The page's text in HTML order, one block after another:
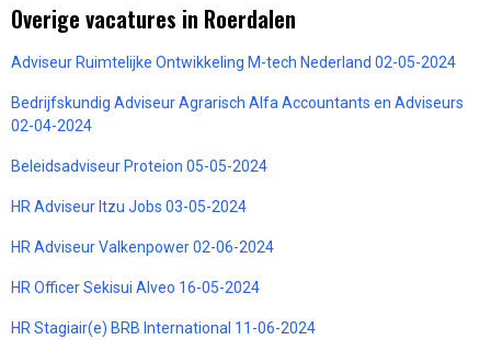
Overige vacatures in Roerdalen
Adviseur Ruimtelijke Ontwikkeling M-tech Nederland 02-05-2024
Bedrijfskundig Adviseur Agrarisch Alfa Accountants en Adviseurs
02-04-2024
Beleidsadviseur Proteion 05-05-2024
HR Adviseur Itzu Jobs 03-05-2024
HR Adviseur Valkenpower 02-06-2024
HR Officer Sekisui Alveo 16-05-2024
HR Stagiair(e) BRB International 11-06-2024